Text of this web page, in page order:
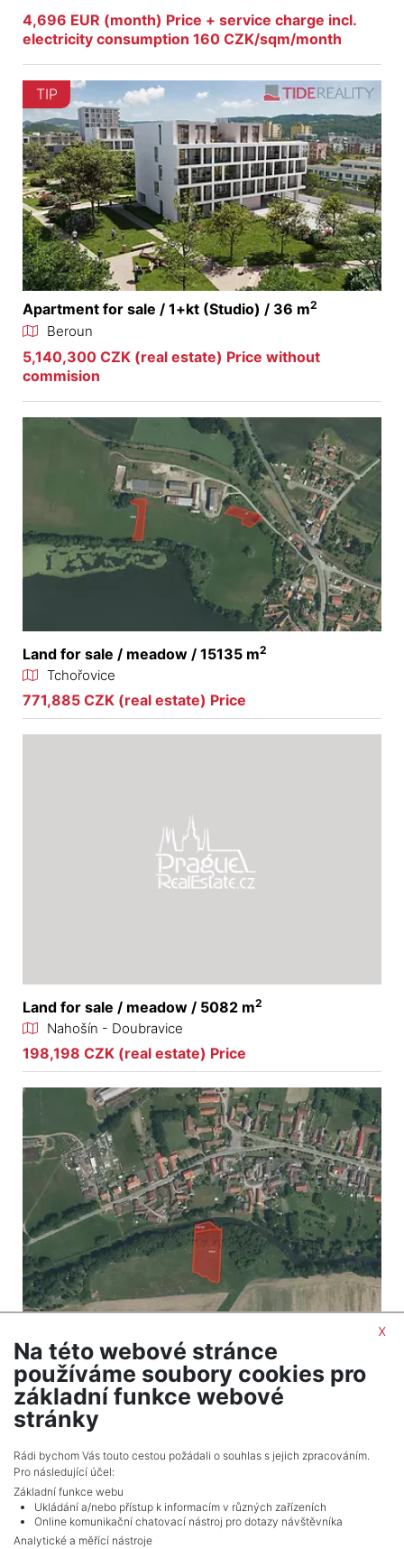
4,696 EUR (month) Price + service charge incl.
electricity consumption 160 CZK/sqm/month
TIP
Apartment for sale / 1+kt (Studio) / 36 m2
Beroun
5,140,300 CZK (real estate) Price without
commision
Land for sale / meadow / 15135 m2
Tchořovice
771,885 CZK (real estate) Price
Land for sale / meadow / 5082 m2
Nahošín - Doubravice
198,198 CZK (real estate) Price
Land for sale / meadow / 4295 m2
Buzice
210,455 CZK (real estate) Price
Adverts total3.
x
Na této webové stránce
používáme soubory cookies pro
základní funkce webové
stránky
Rádi bychom Vás touto cestou požádali o souhlas s jejich zpracováním.
Pro následující účel:
Základní funkce webu
Ukládání a/nebo přístup k informacím v různých zařízeních
Online komunikační chatovací nástroj pro dotazy návštěvníka
Analytické a měřící nástroje